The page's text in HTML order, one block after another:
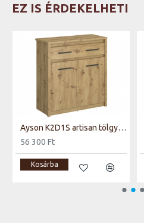
EZ IS ÉRDEKELHETI
Ayson K2D1S artisan tölgy komód
56 300 Ft
Kosárba